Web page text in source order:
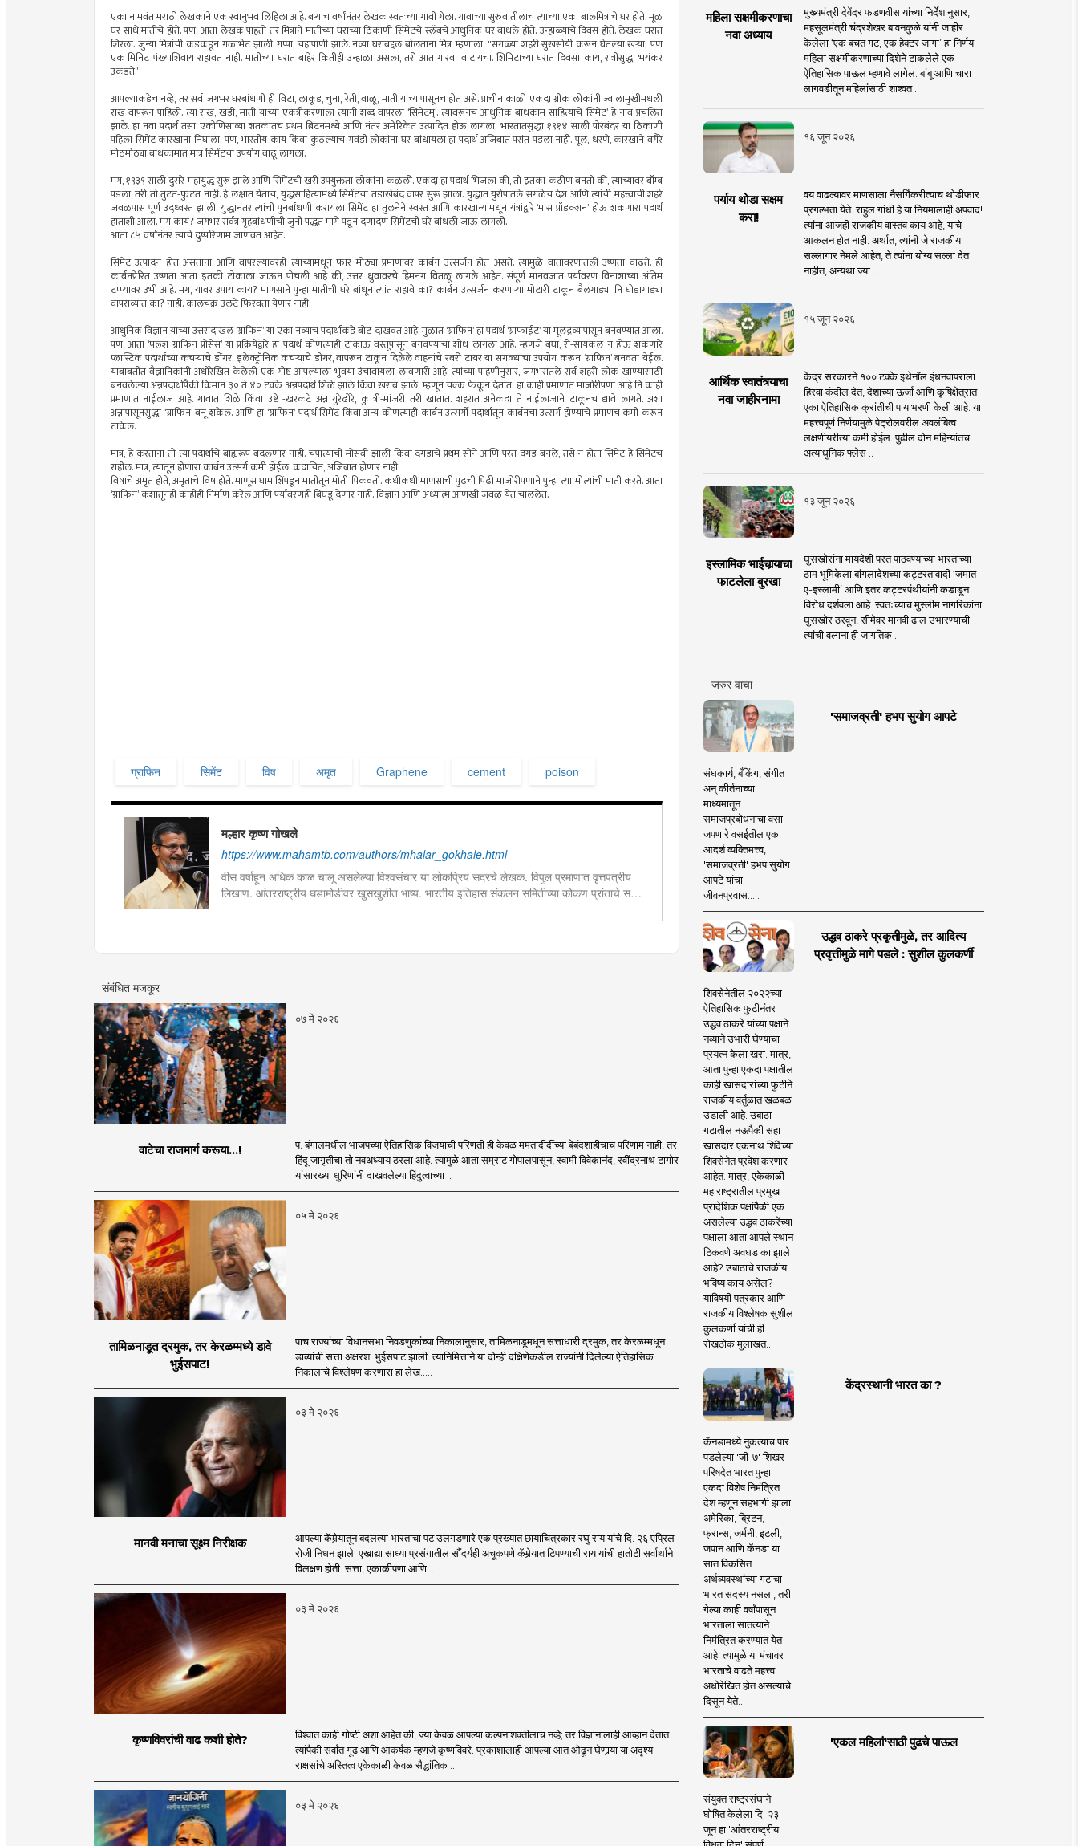
एका नामवंत मराठी लेखकाने एक स्वानुभव लिहिला आहे. बर्‍याच वर्षांनंतर लेखक स्वतःच्या गावी गेला. गावाच्या सुरुवातीलाच त्याच्या एका बालमित्राचे घर होते. मूळ
घर साधे मातीचे होते. पण, आता लेखक पाहतो तर मित्राने मातीच्या घराच्या ठिकाणी सिमेंटचे स्लॅबचे आधुनिक घर बांधले होते. उन्हाळ्याचे दिवस होते. लेखक घरात
शिरला. जुन्या मित्रांची कडकडून गळाभेट झाली. गप्पा, चहापाणी झाले. नव्या घराबद्दल बोलताना मित्र म्हणाला, "सगळ्या शहरी सुखसोयी करून घेतल्या खर्‍या; पण
एक मिनिट पंख्याशिवाय राहावत नाही. मातीच्या घरात बाहेर कितीही उन्हाळा असला, तरी आत गारवा वाटायचा. शिमिटाच्या घरात दिवसा काय, रात्रीसुद्धा भयंकर
उकडते.”
आपल्याकडेच नव्हे, तर सर्व जगभर घरबांधणी ही विटा, लाकूड, चुना, रेती, वाळू, माती यांच्यापासूनच होत असे. प्राचीन काळी एकदा ग्रीक लोकांनी ज्वालामुखीमधली
राख वापरून पाहिली. त्या राख, खडी, माती यांच्या एकत्रीकरणाला त्यांनी शब्द वापरला ‘सिमेंटम्’. त्यावरूनच आधुनिक बांधकाम साहित्याचे ‘सिमेंट’ हे नाव प्रचलित
झाले. हा नवा पदार्थ तसा एकोणिसाव्या शतकातच प्रथम ब्रिटनमध्ये आणि नंतर अमेरिकेत उत्पादित होऊ लागला. भारतातसुद्धा १९१४ साली पोरबंदर या ठिकाणी
पहिला सिमेंट कारखाना निघाला. पण, भारतीय काय किंवा कुठल्याच गवंडी लोकांना घर बांधायला हा पदार्थ अजिबात पसंत पडला नाही. पूल, धरणे, कारखाने वगैरे
मोठमोठ्या बांधकामात मात्र सिमेंटचा उपयोग वाढू लागला.
मग, १९३९ साली दुसरे महायुद्ध सुरू झाले आणि सिमेंटची खरी उपयुक्तता लोकांना कळली. एकदा हा पदार्थ भिजला की, तो इतका कठीण बनतो की, त्याच्यावर बॉम्ब
पडला, तरी तो तुटत-फुटत नाही. हे लक्षात येताच, युद्धसाहित्यामध्ये सिमेंटचा तडाखेबंद वापर सुरू झाला. युद्धात युरोपातले सगळेच देश आणि त्यांची महत्त्वाची शहरे
जवळपास पूर्ण उद्ध्वस्त झाली. युद्धानंतर त्यांची पुनर्बांधणी करायला सिमेंट हा तुलनेने स्वस्त आणि कारखान्यांमधून यंत्रांद्वारे ‘मास प्रॉडक्शन’ होऊ शकणारा पदार्थ
हाताशी आला. मग काय? जगभर सर्वत्र गृहबांधणीची जुनी पद्धत मागे पडून दणादण सिमेंटची घरे बांधली जाऊ लागली.
आता ८५ वर्षांनंतर त्याचे दुष्परिणाम जाणवत आहेत.
सिमेंट उत्पादन होत असताना आणि वापरल्यावरही त्याच्यामधून फार मोठ्या प्रमाणावर कार्बन उत्सर्जन होत असते. त्यामुळे वातावरणातली उष्णता वाढते. ही
कार्बनप्रेरित उष्णता आता इतकी टोकाला जाऊन पोचली आहे की, उत्तर ध्रुवावरचे हिमनग वितळू लागले आहेत. संपूर्ण मानवजात पर्यावरण विनाशाच्या अंतिम
टप्प्यावर उभी आहे. मग, यावर उपाय काय? माणसाने पुन्हा मातीची घरे बांधून त्यांत राहावे का? कार्बन उत्सर्जन करणार्‍या मोटारी टाकून बैलगाड्या नि घोडागाड्या
वापराव्यात का? नाही. कालचक्र उलटे फिरवता येणार नाही.
आधुनिक विज्ञान याच्या उत्तरादाखल ‘ग्राफिन’ या एका नव्याच पदार्थाकडे बोट दाखवत आहे. मुळात ‘ग्राफिन’ हा पदार्थ ‘ग्राफाईट’ या मूलद्रव्यापासून बनवण्यात आला.
पण, आता ‘फ्लश ग्राफिन प्रोसेस’ या प्रक्रियेद्वारे हा पदार्थ कोणत्याही टाकाऊ वस्तूंपासून बनवण्याचा शोध लागला आहे. म्हणजे बघा, री-सायकल न होऊ शकणारे
प्लास्टिक पदार्थांच्या कचर्‍याचे डोंगर, इलेक्ट्रॉनिक कचर्‍याचे डोंगर, वापरून टाकून दिलेले वाहनांचे रबरी टायर या सगळ्यांचा उपयोग करून ‘ग्राफिन’ बनवता येईल.
याबाबतीत वैज्ञानिकांनी अधोरेखित केलेली एक गोष्ट आपल्याला भुवया उंचावायला लावणारी आहे. त्यांच्या पाहणीनुसार, जगभरातले सर्व शहरी लोक खाण्यासाठी
बनवलेल्या अन्नपदार्थांपैकी किमान ३० ते ४० टक्के अन्नपदार्थ शिळे झाले किंवा खराब झाले, म्हणून चक्क फेकून देतात. हा काही प्रमाणात माजोरीपणा आहे नि काही
प्रमाणात नाईलाज आहे. गावात शिळे किंवा उष्टे -खरकटे अन्न गुरेढोरे, कु त्री-मांजरी तरी खातात. शहरात अनेकदा ते नाईलाजाने टाकूनच द्यावे लागते. अशा
अन्नापासूनसुद्धा ‘ग्राफिन’ बनू शकेल. आणि हा ‘ग्राफिन’ पदार्थ सिमेंट किंवा अन्य कोणत्याही कार्बन उत्सर्गी पदार्थातून कार्बनचा उत्सर्ग होण्याचे प्रमाणच कमी करून
टाकेल.
मात्र, हे करताना तो त्या पदार्थाचे बाह्यरूप बदलणार नाही. चपात्यांची मोसंबी झाली किंवा दगडाचे प्रथम सोने आणि परत दगड बनले, तसे न होता सिमेंट हे सिमेंटच
राहील. मात्र, त्यातून होणारा कार्बन उत्सर्ग कमी होईल. कदाचित, अजिबात होणार नाही.
विषाचे अमृत होते, अमृताचे विष होते. माणूस घाम शिंपडून मातीतून मोती पिकवतो. कधीकधी माणसाची पुढची पिढी माजोरीपणाने पुन्हा त्या मोत्यांची माती करते. आता
‘ग्राफिन’ कशातूनही काहीही निर्माण करेल आणि पर्यावरणही बिघडू देणार नाही. विज्ञान आणि अध्यात्म आणखी जवळ येत चाललेत.
ग्राफिन सिमेंट विष अमृत Graphene cement poison
मल्हार कृष्ण गोखले
https://www.mahamtb.com/authors/mhalar_gokhale.html
वीस वर्षाहून अधिक काळ चालू असलेल्या विश्वसंचार या लोकप्रिय सदरचे लेखक. विपुल प्रमाणात वृत्तपत्रीय
लिखाण. आंतरराष्ट्रीय घडामोडीवर खुसखुशीत भाष्य. भारतीय इतिहास संकलन समितीच्या कोकण प्रांताचे सचिव.
संबंधित मजकूर
०७ मे २०२६
वाटेचा राजमार्ग करूया...!
प. बंगालमधील भाजपच्या ऐतिहासिक विजयाची परिणती ही केवळ ममतादीदींच्या बेबंदशाहीचाच परिणाम नाही, तर
हिंदू जागृतीचा तो नवअध्याय ठरला आहे. त्यामुळे आता सम्राट गोपालपासून, स्वामी विवेकानंद, रवींद्रनाथ टागोर
यांसारख्या धुरिणांनी दाखवलेल्या हिंदुत्वाच्या ..
०५ मे २०२६
तामिळनाडूत द्रमुक, तर केरळम्मध्ये डावे
भुईसपाट!
पाच राज्यांच्या विधानसभा निवडणुकांच्या निकालानुसार, तामिळनाडूमधून सत्ताधारी द्रमुक, तर केरळम्मधून
डाव्यांची सत्ता अक्षरश: भुईसपाट झाली. त्यानिमित्ताने या दोन्ही दक्षिणेकडील राज्यांनी दिलेल्या ऐतिहासिक
निकालाचे विश्लेषण करणारा हा लेख.....
०३ मे २०२६
मानवी मनाचा सूक्ष्म निरीक्षक
आपल्या कॅमेर्‍यातून बदलत्या भारताचा पट उलगडणारे एक प्रख्यात छायाचित्रकार रघु राय यांचे दि. २६ एप्रिल
रोजी निधन झाले. एखाद्या साध्या प्रसंगातील सौंदर्यही अचूकपणे कॅमेर्‍यात टिपण्याची राय यांची हातोटी सर्वार्थाने
विलक्षण होती. सत्ता, एकाकीपणा आणि ..
०३ मे २०२६
कृष्णविवरांची वाढ कशी होते?
विश्वात काही गोष्टी अशा आहेत की, ज्या केवळ आपल्या कल्पनाशक्तीलाच नव्हे; तर विज्ञानालाही आव्हान देतात.
त्यांपैकी सर्वांत गूढ आणि आकर्षक म्हणजे कृष्णविवरे. प्रकाशालाही आपल्या आत ओढून घेणार्‍या या अदृश्य
राक्षसांचे अस्तित्व एकेकाळी केवळ सैद्धांतिक ..
०३ मे २०२६
महिला सक्षमीकरणाचा
नवा अध्याय
मुख्यमंत्री देवेंद्र फडणवीस यांच्या निर्देशानुसार,
महसूलमंत्री चंद्रशेखर बावनकुळे यांनी जाहीर
केलेला ‘एक बचत गट, एक हेक्टर जागा’ हा निर्णय
महिला सक्षमीकरणाच्या दिशेने टाकलेले एक
ऐतिहासिक पाऊल म्हणावे लागेल. बांबू आणि चारा
लागवडीतून महिलांसाठी शाश्वत ..
१६ जून २०२६
पर्याय थोडा सक्षम
करा!
वय वाढल्यावर माणसाला नैसर्गिकरीत्याच थोडीफार
प्रगल्भता येते. राहुल गांधी हे या नियमालाही अपवाद!
त्यांना आजही राजकीय वास्तव काय आहे, याचे
आकलन होत नाही. अर्थात, त्यांनी जे राजकीय
सल्लागार नेमले आहेत, ते त्यांना योग्य सल्ला देत
नाहीत, अन्यथा ज्या ..
१५ जून २०२६
आर्थिक स्वातंत्र्याचा
नवा जाहीरनामा
केंद्र सरकारने १०० टक्के इथेनॉल इंधनवापराला
हिरवा कंदील देत, देशाच्या ऊर्जा आणि कृषिक्षेत्रात
एका ऐतिहासिक क्रांतीची पायाभरणी केली आहे. या
महत्त्वपूर्ण निर्णयामुळे पेट्रोलवरील अवलंबित्व
लक्षणीयरीत्या कमी होईल. पुढील दोन महिन्यांतच
अत्याधुनिक फ्लेस ..
१३ जून २०२६
इस्लामिक भाईचार्‍याचा
फाटलेला बुरखा
घुसखोरांना मायदेशी परत पाठवण्याच्या भारताच्या
ठाम भूमिकेला बांगलादेशच्या कट्टरतावादी ‘जमात-
ए-इस्लामी’ आणि इतर कट्टरपंथीयांनी कडाडून
विरोध दर्शवला आहे. स्वतःच्याच मुस्लीम नागरिकांना
घुसखोर ठरवून, सीमेवर मानवी ढाल उभारण्याची
त्यांची वल्गना ही जागतिक ..
जरुर वाचा
'समाजव्रती' हभप सुयोग आपटे
संघकार्य, बँकिंग, संगीत
अन् कीर्तनाच्या
माध्यमातून
समाजप्रबोधनाचा वसा
जपणारे वसईतील एक
आदर्श व्यक्तिमत्त्व,
'समाजव्रती' हभप सुयोग
आपटे यांचा
जीवनप्रवास.....
उद्धव ठाकरे प्रकृतीमुळे, तर आदित्य
प्रवृत्तीमुळे मागे पडले : सुशील कुलकर्णी
शिवसेनेतील २०२२च्या
ऐतिहासिक फुटीनंतर
उद्धव ठाकरे यांच्या पक्षाने
नव्याने उभारी घेण्याचा
प्रयत्न केला खरा. मात्र,
आता पुन्हा एकदा पक्षातील
काही खासदारांच्या फुटीने
राजकीय वर्तुळात खळबळ
उडाली आहे. उबाठा
गटातील नऊपैकी सहा
खासदार एकनाथ शिंदेंच्या
शिवसेनेत प्रवेश करणार
आहेत. मात्र, एकेकाळी
महाराष्ट्रातील प्रमुख
प्रादेशिक पक्षांपैकी एक
असलेल्या उद्धव ठाकरेंच्या
पक्षाला आता आपले स्थान
टिकवणे अवघड का झाले
आहे? उबाठाचे राजकीय
भविष्य काय असेल?
याविषयी पत्रकार आणि
राजकीय विश्लेषक सुशील
कुलकर्णी यांची ही
रोखठोक मुलाखत..
केंद्रस्थानी भारत का ?
कॅनडामध्ये नुकत्याच पार
पडलेल्या 'जी-७' शिखर
परिषदेत भारत पुन्हा
एकदा विशेष निमंत्रित
देश म्हणून सहभागी झाला.
अमेरिका, ब्रिटन,
फ्रान्स, जर्मनी, इटली,
जपान आणि कॅनडा या
सात विकसित
अर्थव्यवस्थांच्या गटाचा
भारत सदस्य नसला, तरी
गेल्या काही वर्षांपासून
भारताला सातत्याने
निमंत्रित करण्यात येत
आहे. त्यामुळे या मंचावर
भारताचे वाढते महत्त्व
अधोरेखित होत असल्याचे
दिसून येते...
'एकल महिलां'साठी पुढचे पाऊल
संयुक्त राष्ट्रसंघाने
घोषित केलेला दि. २३
जून हा 'आंतरराष्ट्रीय